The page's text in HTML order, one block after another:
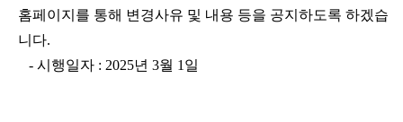
홈페이지를 통해 변경사유 및 내용 등을 공지하도록 하겠습
니다.
- 시행일자 : 2025년 3월 1일